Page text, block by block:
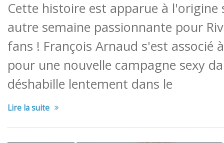
Cette histoire est apparue à
autre semaine passionnante pour
fans ! François Arnaud s'est associé
pour une nouvelle campagne sexy
déshabille lentement dans le
Lire la suite